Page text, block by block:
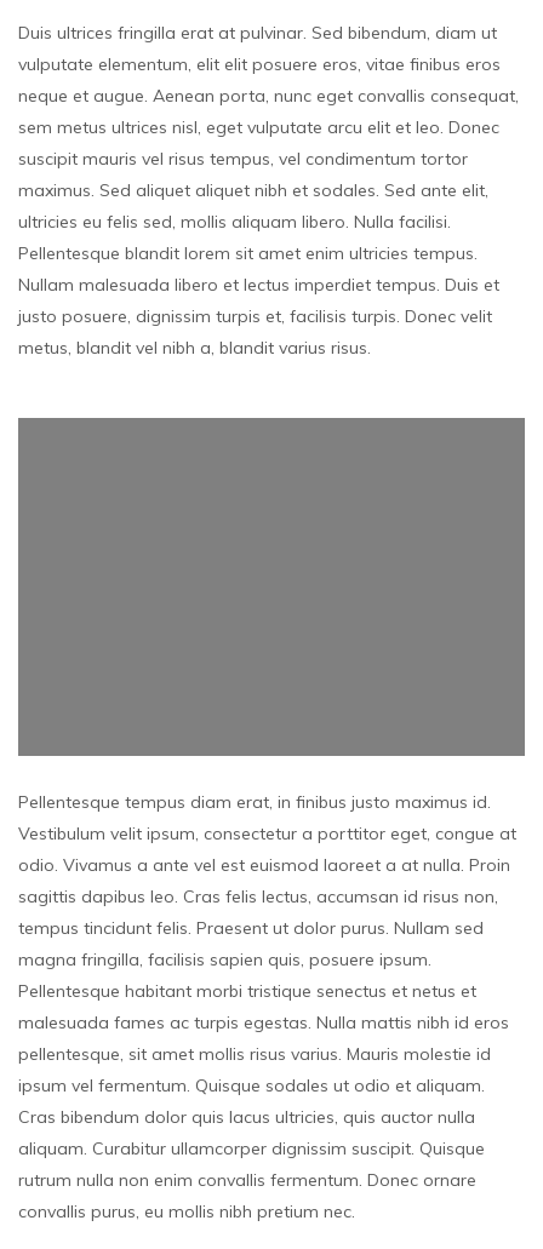
Duis ultrices fringilla erat at pulvinar. Sed bibendum, diam ut
vulputate elementum, elit elit posuere eros, vitae finibus eros
neque et augue. Aenean porta, nunc eget convallis consequat,
sem metus ultrices nisl, eget vulputate arcu elit et leo. Donec
suscipit mauris vel risus tempus, vel condimentum tortor
maximus. Sed aliquet aliquet nibh et sodales. Sed ante elit,
ultricies eu felis sed, mollis aliquam libero. Nulla facilisi.
Pellentesque blandit lorem sit amet enim ultricies tempus.
Nullam malesuada libero et lectus imperdiet tempus. Duis et
justo posuere, dignissim turpis et, facilisis turpis. Donec velit
metus, blandit vel nibh a, blandit varius risus.
Pellentesque tempus diam erat, in finibus justo maximus id.
Vestibulum velit ipsum, consectetur a porttitor eget, congue at
odio. Vivamus a ante vel est euismod laoreet a at nulla. Proin
sagittis dapibus leo. Cras felis lectus, accumsan id risus non,
tempus tincidunt felis. Praesent ut dolor purus. Nullam sed
magna fringilla, facilisis sapien quis, posuere ipsum.
Pellentesque habitant morbi tristique senectus et netus et
malesuada fames ac turpis egestas. Nulla mattis nibh id eros
pellentesque, sit amet mollis risus varius. Mauris molestie id
ipsum vel fermentum. Quisque sodales ut odio et aliquam.
Cras bibendum dolor quis lacus ultricies, quis auctor nulla
aliquam. Curabitur ullamcorper dignissim suscipit. Quisque
rutrum nulla non enim convallis fermentum. Donec ornare
convallis purus, eu mollis nibh pretium nec.